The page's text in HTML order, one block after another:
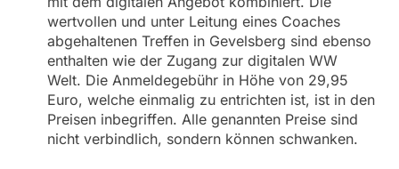
wertvollen und unter Leitung eines Coaches
abgehaltenen Treffen in Gevelsberg sind ebenso
enthalten wie der Zugang zur digitalen WW
Welt. Die Anmeldegebühr in Höhe von 29,95
Euro, welche einmalig zu entrichten ist, ist in den
Preisen inbegriffen. Alle genannten Preise sind
nicht verbindlich, sondern können schwanken.